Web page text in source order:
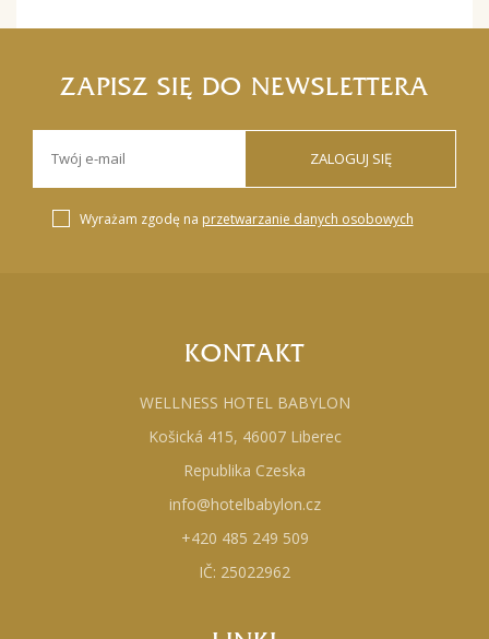
ZAPISZ SIĘ DO NEWSLETTERA
ZALOGUJ SIĘ
Wyrażam zgodę na przetwarzanie danych osobowych
KONTAKT
WELLNESS HOTEL BABYLON
Košická 415, 46007 Liberec
Republika Czeska
info@hotelbabylon.cz
+420 485 249 509
IČ: 25022962